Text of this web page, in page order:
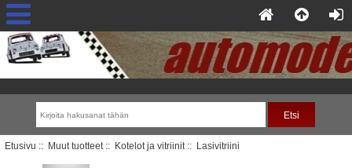
Etusivu :: Muut tuotteet:: Kotelot ja vitriinit:: Lasivitriini